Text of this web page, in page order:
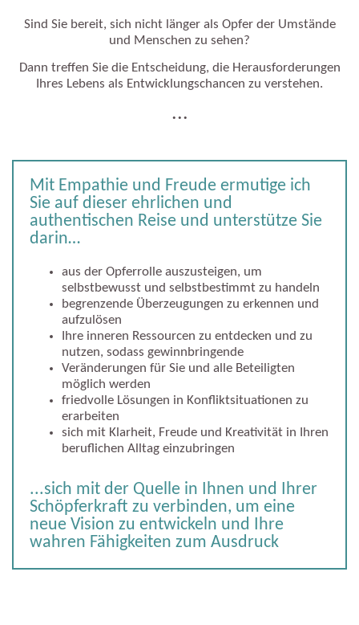
Sind Sie bereit, sich nicht länger als Opfer der Umstände
und Menschen zu sehen?
Dann treffen Sie die Entscheidung, die Herausforderungen
Ihres Lebens als Entwicklungschancen zu verstehen.
...
Mit Empathie und Freude ermutige ich
Sie auf dieser ehrlichen und
authentischen Reise und unterstütze Sie
darin…
aus der Opferrolle auszusteigen, um
selbstbewusst und selbstbestimmt zu handeln
begrenzende Überzeugungen zu erkennen und
aufzulösen
Ihre inneren Ressourcen zu entdecken und zu
nutzen, sodass gewinnbringende
Veränderungen für Sie und alle Beteiligten
möglich werden
friedvolle Lösungen in Konfliktsituationen zu
erarbeiten
sich mit Klarheit, Freude und Kreativität in Ihren
beruflichen Alltag einzubringen
...sich mit der Quelle in Ihnen und Ihrer
Schöpferkraft zu verbinden, um eine
neue Vision zu entwickeln und Ihre
wahren Fähigkeiten zum Ausdruck